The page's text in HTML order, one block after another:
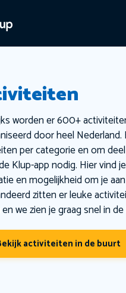
worden er 600+
door heel Nederland.
per categorie en om
Klup-app nodig. Hier vind
en mogelijkheid om je
zitten er leuke
we zien je graag snel in
activiteiten in de buurt